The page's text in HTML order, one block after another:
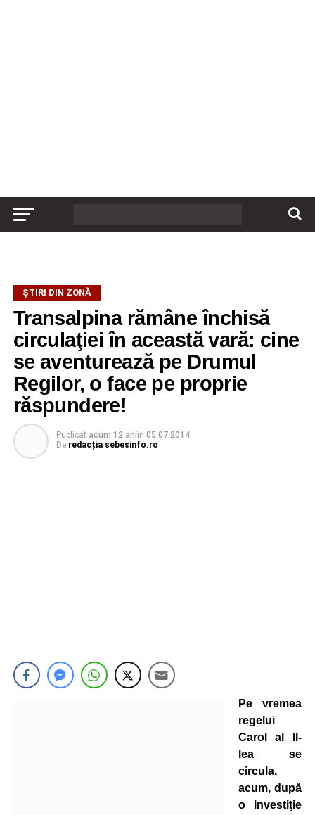
ȘTIRI DIN ZONĂ
Transalpina rămâne închisă
circulaţiei în această vară: cine
se aventurează pe Drumul
Regilor, o face pe proprie
răspundere!
Publicat acum 12 aniîn 05.07.2014
De redacția sebesinfo.ro
Pe vremea
regelui
Carol al II-
lea se
circula,
acum, după
o investiţie